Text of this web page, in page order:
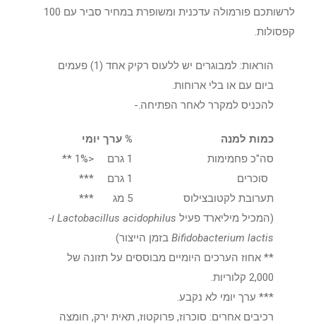
לרשותכם פורמולה עדכנית ומשופרת במחיר סביר עם 100
קפסולות.
הוראות:
למבוגרים יש ללעוס רקיק אחד (1) פעמים
ביום עם או בלי ארוחות.
להכניס למקרר לאחר הפתיחה.-
כמות למנה
% ערך יומי
סה"כ פחמימות
1 גרם
<1% **
סוכרים
1 גרם
***
תערובת לקטובצילוס
5 מג
***
(המכיל מיליארד פעיל
Lactobacillus acidophilus ו-
Bifidobacterium lactis בזמן הייצור)
** אחוז הערכים היומיים מבוססים על תזונה של
2,000 קלוריות.
*** ערך יומי לא נקבע.
רכיבים אחרים: סוכרוז, פרוקטוז, תאית ירק, חומצה